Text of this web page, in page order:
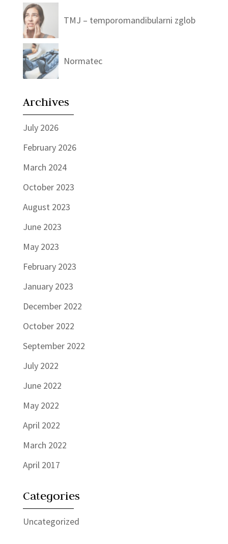
TMJ – temporomandibularni zglob
Normatec
Archives
July 2026
February 2026
March 2024
October 2023
August 2023
June 2023
May 2023
February 2023
January 2023
December 2022
October 2022
September 2022
July 2022
June 2022
May 2022
April 2022
March 2022
April 2017
Categories
Uncategorized